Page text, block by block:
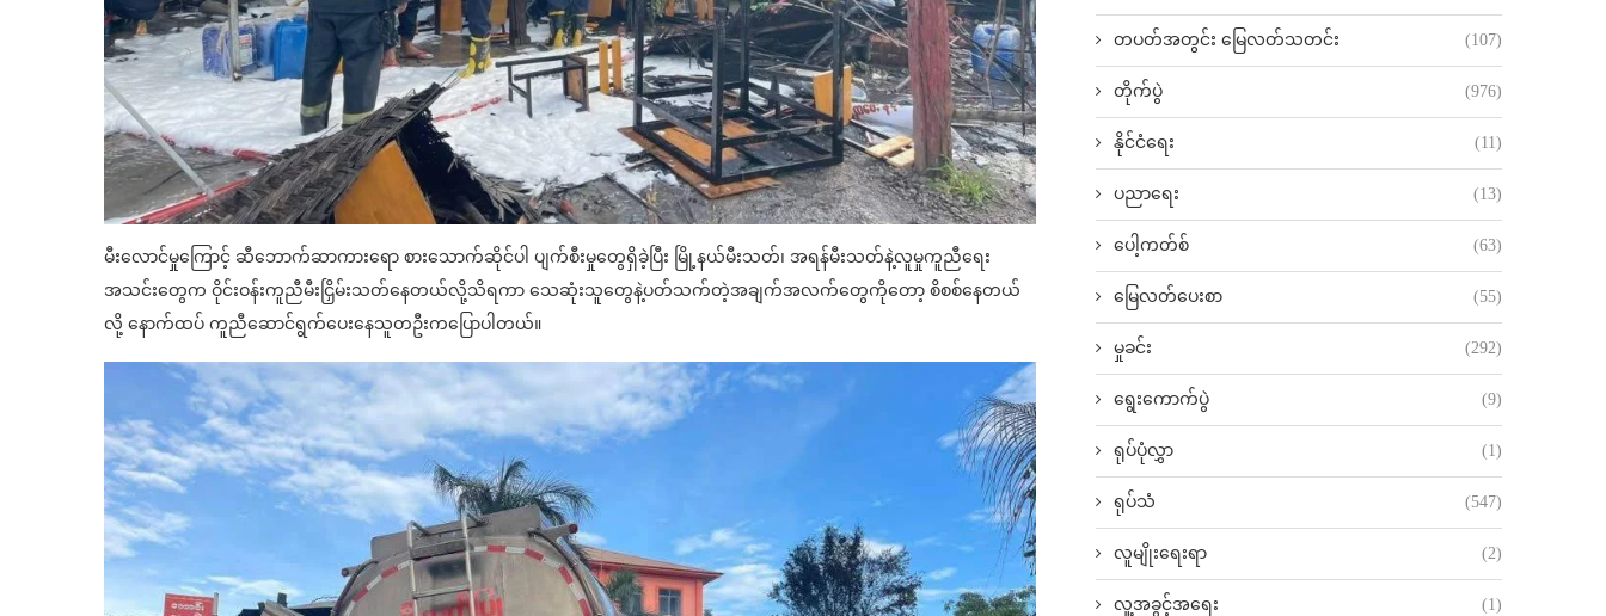
မီးလောင်မှုကြောင့် ဆီဘောက်ဆာကားရော စားသောက်ဆိုင်ပါ ပျက်စီးမှုတွေရှိခဲ့ပြီး မြို့နယ်မီးသတ်၊ အရန်မီးသတ်နဲ့လူမှုကူညီရေး
အသင်းတွေက ဝိုင်းဝန်းကူညီမီးငြှိမ်းသတ်နေတယ်လို့သိရကာ သေဆုံးသူတွေနဲ့ပတ်သက်တဲ့အချက်အလက်တွေကိုတော့ စိစစ်နေတယ်
လို့ နောက်ထပ် ကူညီဆောင်ရွက်ပေးနေသူတဦးကပြောပါတယ်။
တပတ်အတွင်း မြေလတ်သတင်း (107)
တိုက်ပွဲ (976)
နိုင်ငံရေး (11)
ပညာရေး (13)
ပေါ့ကတ်စ် (63)
မြေလတ်ပေးစာ (55)
မှုခင်း (292)
ရွေးကောက်ပွဲ (9)
ရုပ်ပုံလွှာ (1)
ရုပ်သံ (547)
လူမျိုးရေးရာ (2)
လူ့အခွင့်အရေး (1)